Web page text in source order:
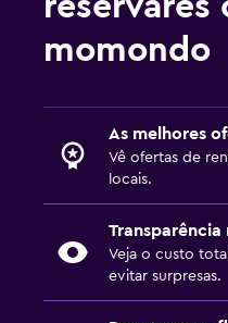
reservares
momondo
As melhores
Vê ofertas de
locais.
Transparência
Veja o custo
evitar surpresas.